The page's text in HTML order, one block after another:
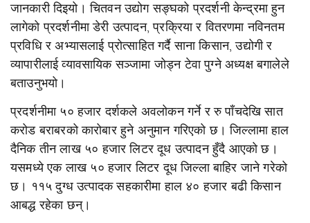
जानकारी दिइयो। चितवन उद्योग सङ्घको प्रदर्शनी केन्द्रमा हुन
लागेको प्रदर्शनीमा डेरी उत्पादन, प्रक्रिया र वितरणमा नविनतम
प्रविधि र अभ्यासलाई प्रोत्साहित गर्दै साना किसान, उद्योगी र
व्यापारीलाई व्यावसायिक सञ्जामा जोड्न टेवा पुग्ने अध्यक्ष बगालेले
बताउनुभयो।
प्रदर्शनीमा ५० हजार दर्शकले अवलोकन गर्ने र रु पाँचदेखि सात
करोड बराबरको कारोबार हुने अनुमान गरिएको छ। जिल्लामा हाल
दैनिक तीन लाख ५० हजार लिटर दूध उत्पादन हुँदै आएको छ।
यसमध्ये एक लाख ५० हजार लिटर दूध जिल्ला बाहिर जाने गरेको
छ। ११५ दुग्ध उत्पादक सहकारीमा हाल ४० हजार बढी किसान
आबद्ध रहेका छन्।